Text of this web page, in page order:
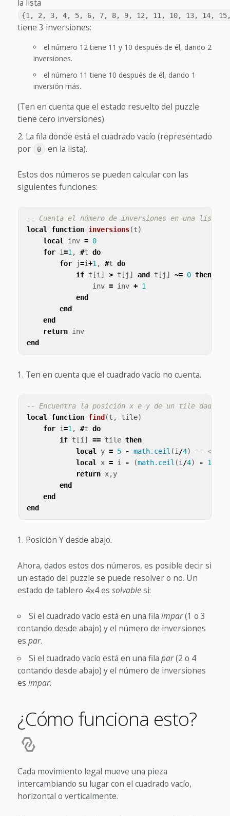
la lista
{1, 2, 3, 4, 5, 6, 7, 8, 9, 12, 11, 10, 13, 14,
tiene 3 inversiones:
el número 12 tiene 11 y 10 después de él, dando 2
inversiones.
el número 11 tiene 10 después de él, dando 1
inversión más.
(Ten en cuenta que el estado resuelto del puzzle
tiene cero inversiones)
La fila donde está el cuadrado vacío (representado
por
0 en la lista).
Estos dos números se pueden calcular con las
siguientes funciones:
-- Cuenta el número de inversiones en una lista
local function inversions(t)
local inv = 0
for i=1, #t do
for
j=i+1, #t do
if t [i] > t [ j ] and t [ j ] ~= 0 then
inv = inv + 1
end
end
end
return inv
end
Ten en cuenta que el cuadrado vacío no cuenta.
-- Encuentra la posición x e y de un tile dado
local function find (t , tile)
for i=1, #t do
if t [i] == tile then
local y = 5 - math.ceil (i/4)
-- <1>
local x = i - (math.ceil (i/4) - 1
return x,y
end
end
end
Posición Y desde abajo.
Ahora, dados estos dos números, es posible decir si
un estado del puzzle se puede resolver o no. Un
estado de tablero 4⨉4 es solvablesi:
Si el cuadrado vacío está en una filaimpar(1 o 3
contando desde abajo) y el número de inversiones
es par.
Si el cuadrado vacío está en una filapar(2 o 4
contando desde abajo) y el número de inversiones
es impar.
¿Cómo funciona esto?
Cada movimiento legal mueve una pieza
intercambiando su lugar con el cuadrado vacío,
horizontal o verticalmente.